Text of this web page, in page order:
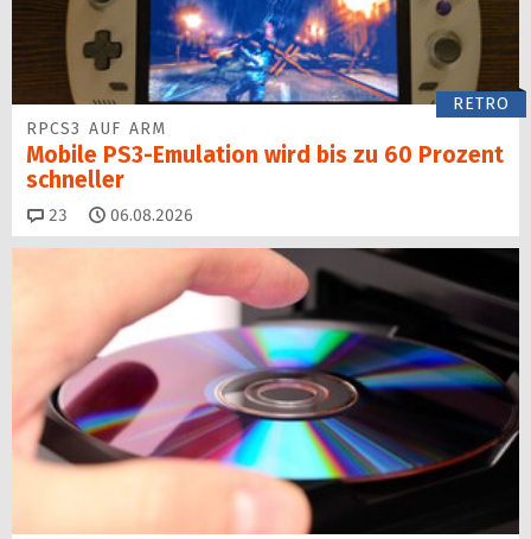
RETRO
RPCS3 AUF ARM
Mobile PS3-Emulation wird bis zu 60 Prozent
schneller
23 Kommentare
06.08.2026